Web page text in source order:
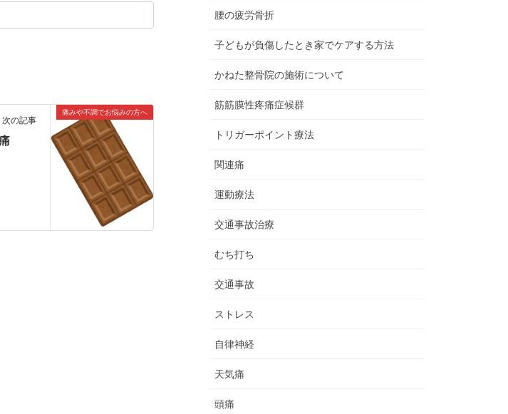
痛みや不調でお悩みの方へ
次の記事
腰の疲労骨折
子どもが負傷したとき家でケアする方法
かねた整骨院の施術について
筋筋膜性疼痛症候群
トリガーポイント療法
関連痛
運動療法
交通事故治療
むち打ち
交通事故
ストレス
自律神経
天気痛
頭痛